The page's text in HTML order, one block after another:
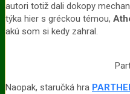
autori totiž dali dokopy
týka hier s gréckou témou,
akú som si kedy zahral.
Naopak, staručká hra PARTH